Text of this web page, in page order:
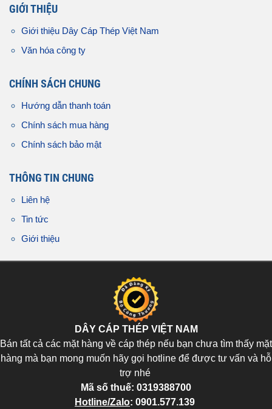
GIỚI THIỆU
Giới thiệu Dây Cáp Thép Việt Nam
Văn hóa công ty
CHÍNH SÁCH CHUNG
Hướng dẫn thanh toán
Chính sách mua hàng
Chính sách bảo mật
THÔNG TIN CHUNG
Liên hệ
Tin tức
Giới thiệu
DÂY CÁP THÉP VIỆT NAM
Bán tất cả các mặt hàng về cáp thép nếu bạn chưa tìm thấy mặt
hàng mà bạn mong muốn hãy gọi hotline để được tư vấn và hỗ
trợ nhé
Mã số thuế: 0319388700
Hotline/Zalo: 0901.577.139